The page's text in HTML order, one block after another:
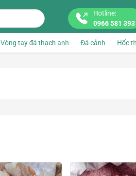
Hotline:
0966 581 393
Vòng tay đá thạch anh Đá cảnh Hốc